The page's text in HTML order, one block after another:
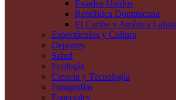
Estados Unidos
República Dominicana
El Caribe y América Latina
Espectáculos y Cultura
Deportes
Salud
Ecología
Ciencia y Tecnología
Fotografías
Especiales